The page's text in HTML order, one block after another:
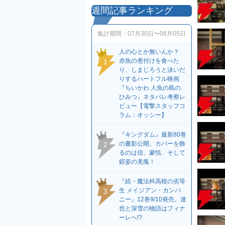
週間記事ランキング
集計期間： 07月30日〜08月05日
1
人の心とか無いんか？
赤魚の煮付けを食べた
り、しまじろうと泳いだ
りするハートフル映画
『ちいかわ 人魚の島の
ひみつ』ネタバレ考察レ
ビュー【電撃スタッフコ
ラム：オッシー】
2
『キングダム』最新80巻
の書影公開。カバーを飾
るのは信、蒙恬、そして
鎧姿の羌瘣！
3
『続・魔法科高校の劣等
生 メイジアン・カンパ
ニー』12巻9/10発売。達
也と深雪の物語はフィナ
ーレへ!?